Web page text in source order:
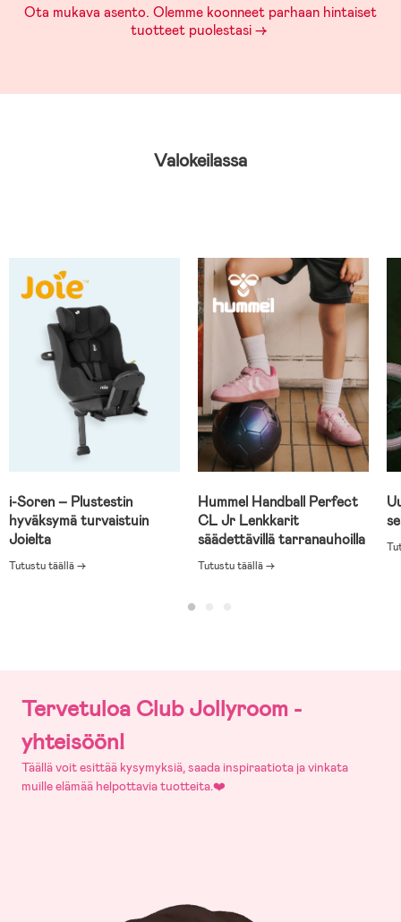
Ota mukava asento. Olemme koonneet parhaan hintaiset
tuotteet puolestasi ->
Valokeilassa
i-Soren – Plustestin
hyväksymä turvaistuin
Joielta
Tutustu täällä →
Hummel Handball Perfect
CL Jr Lenkkarit
säädettävillä tarranauhoilla
Tutustu täällä →
Tervetuloa Club Jollyroom -
yhteisöön!
Täällä voit esittää kysymyksiä, saada inspiraatiota ja vinkata
muille elämää helpottavia tuotteita.❤️